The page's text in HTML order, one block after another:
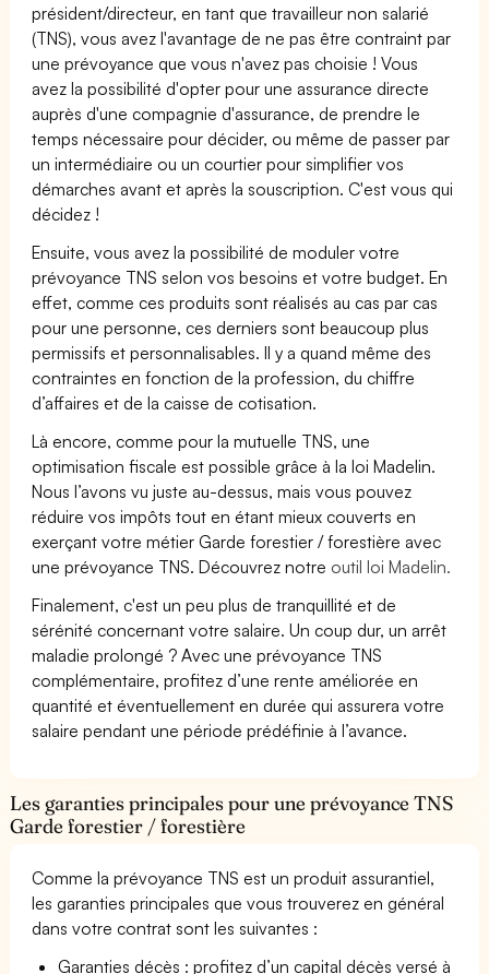
président/directeur, en tant que travailleur non salarié
(TNS), vous avez l'avantage de ne pas être contraint par
une prévoyance que vous n'avez pas choisie ! Vous
avez la possibilité d'opter pour une assurance directe
auprès d'une compagnie d'assurance, de prendre le
temps nécessaire pour décider, ou même de passer par
un intermédiaire ou un courtier pour simplifier vos
démarches avant et après la souscription. C'est vous qui
décidez !
Ensuite, vous avez la possibilité de moduler votre
prévoyance TNS selon vos besoins et votre budget. En
effet, comme ces produits sont réalisés au cas par cas
pour une personne, ces derniers sont beaucoup plus
permissifs et personnalisables. Il y a quand même des
contraintes en fonction de la profession, du chiffre
d’affaires et de la caisse de cotisation.
Là encore, comme pour la mutuelle TNS, une
optimisation fiscale est possible grâce à la loi Madelin.
Nous l’avons vu juste au-dessus, mais vous pouvez
réduire vos impôts tout en étant mieux couverts en
exerçant votre métier Garde forestier / forestière avec
une prévoyance TNS. Découvrez notre outil loi Madelin.
Finalement, c'est un peu plus de tranquillité et de
sérénité concernant votre salaire. Un coup dur, un arrêt
maladie prolongé ? Avec une prévoyance TNS
complémentaire, profitez d’une rente améliorée en
quantité et éventuellement en durée qui assurera votre
salaire pendant une période prédéfinie à l’avance.
Les garanties principales pour une prévoyance TNS
Garde forestier / forestière
Comme la prévoyance TNS est un produit assurantiel,
les garanties principales que vous trouverez en général
dans votre contrat sont les suivantes :
Garanties décès : profitez d’un capital décès versé à